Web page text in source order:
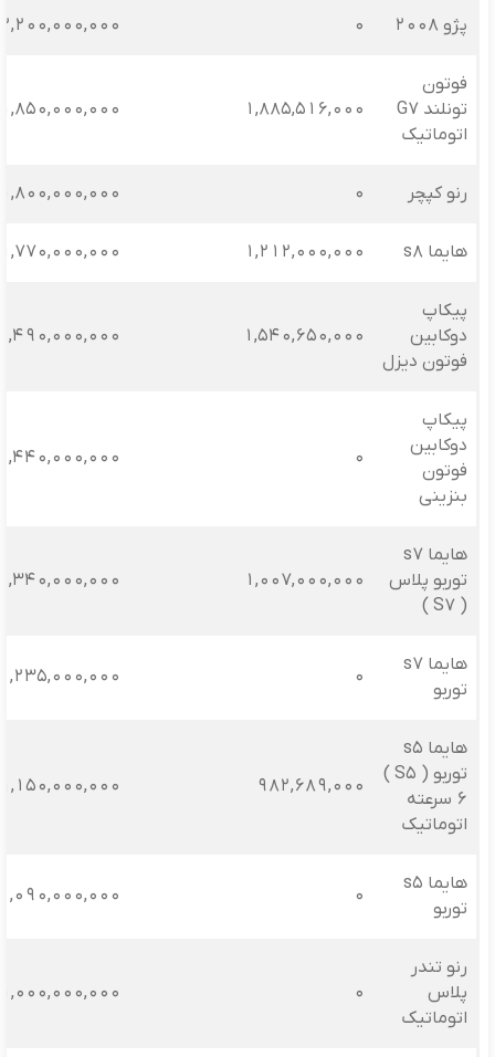
پژو 2008 0
2,200,000,000
فوتون
تونلند G7
اتوماتیک
1,885,516,000
1,850,000,000
رنو کپچر 0
1,800,000,000
هایما s8 1,212,000,000
1,770,000,000
پیکاپ
دوکابین
فوتون دیزل
1,540,650,000
پیکاپ
دوکابین
فوتون
بنزینی
0
هایما s7
توربو پلاس
( S7 )
1,007,000,000
هایما s7
توربو
0
هایما s5
توربو ( S5 )
6 سرعته
اتوماتیک
982,689,000
1,150,000,000
هایما s5
توربو
0
رنو تندر
پلاس
اتوماتیک
0
1,000,000,000